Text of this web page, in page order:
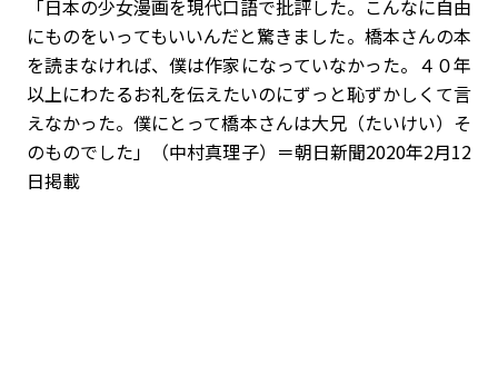
「日本の少女漫画を現代口語で批評した。こんなに自由
にものをいってもいいんだと驚きました。橋本さんの本
を読まなければ、僕は作家になっていなかった。４０年
以上にわたるお礼を伝えたいのにずっと恥ずかしくて言
えなかった。僕にとって橋本さんは大兄（たいけい）そ
のものでした」（中村真理子） ＝朝日新聞2020年2月12
日掲載